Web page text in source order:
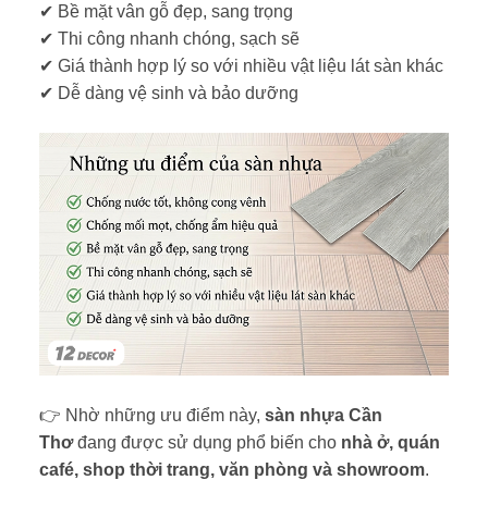
✔ Bề mặt vân gỗ đẹp, sang trọng
✔ Thi công nhanh chóng, sạch sẽ
✔ Giá thành hợp lý so với nhiều vật liệu lát sàn khác
✔ Dễ dàng vệ sinh và bảo dưỡng
👉 Nhờ những ưu điểm này, sàn nhựa Cần
Thơđang được sử dụng phổ biến cho nhà ở, quán
café, shop thời trang, văn phòng và showroom.